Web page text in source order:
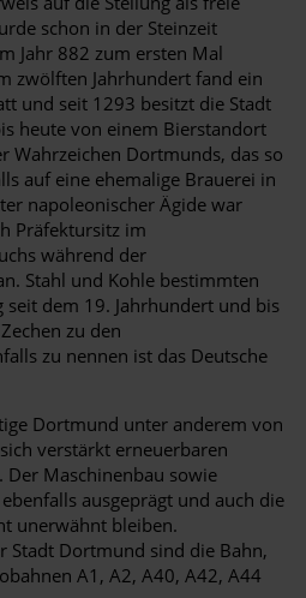
schon in der Steinzeit
Jahr 882 zum ersten Mal
zwölften Jahrhundert fand ein
und seit 1293 besitzt die Stadt
heute von einem Bierstandort
Wahrzeichen Dortmunds, das so
auf eine ehemalige Brauerei in
napoleonischer Ägide war
Präfektursitz im
während der
Stahl und Kohle bestimmten
seit dem 19. Jahrhundert und bis
zu den
zu nennen ist das Deutsche
Dortmund unter anderem von
verstärkt erneuerbaren
Der Maschinenbau sowie
ausgeprägt und auch die
unerwähnt bleiben.
Stadt Dortmund sind die Bahn,
A1, A2, A40, A42, A44